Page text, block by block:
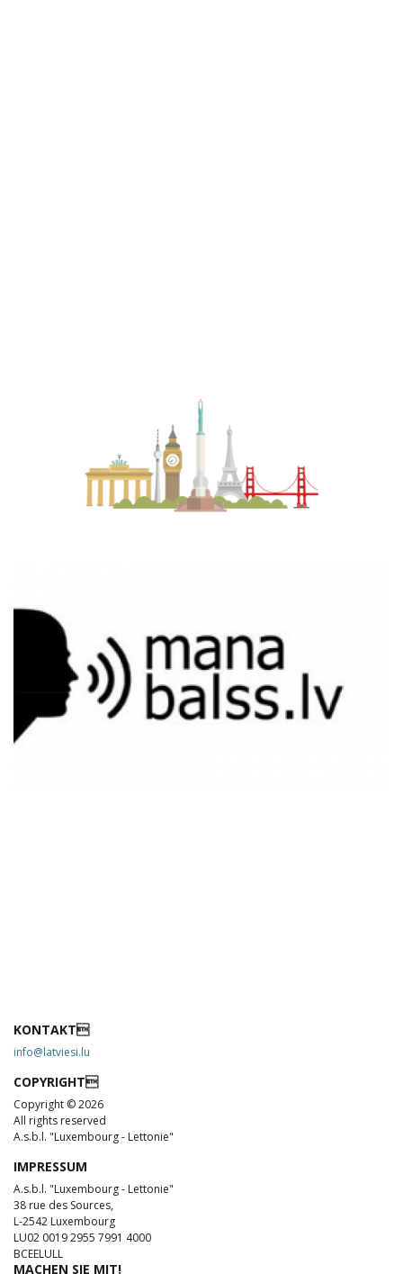
KONTAKT
info@latviesi.lu
COPYRIGHT
Copyright © 2026
All rights reserved
A.s.b.l. "Luxembourg - Lettonie"
IMPRESSUM
A.s.b.l. "Luxembourg - Lettonie"
38 rue des Sources,
L-2542 Luxembourg
LU02 0019 2955 7991 4000
BCEELULL
MACHEN SIE MIT!